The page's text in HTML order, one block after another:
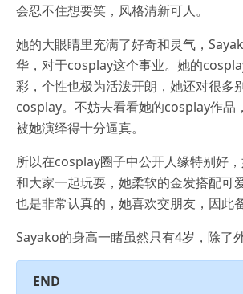
会忍不住想要笑，风格清新可人。
她的大眼睛里充满了好奇和灵气，
华，对于cosplay这个事业。她的
彩，个性也极为活泼开朗，她还对很多
cosplay。不妨去看看她的cosplay作品
被她演绎得十分逼真。
所以在cosplay圈子中公开人缘特别好，
和大家一起玩耍，她柔软的金发搭配可
也是非常认真的，她喜欢交朋友，因此
Sayako的身高一睹虽然只有4岁，除了
END